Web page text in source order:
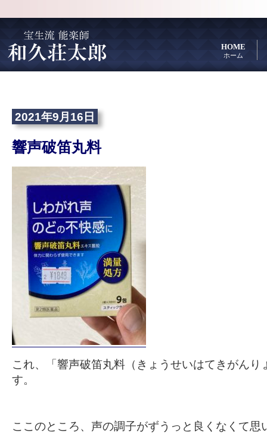
HOME
ホーム
2021年9月16日
響声破笛丸料
これ、「響声破笛丸料（きょうせいはてきがんり
す。
ここのところ、声の調子がずうっと良くなくて思